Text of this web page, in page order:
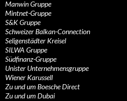
Manwin Gruppe
Mintnet-Gruppe
S&K Gruppe
Schweizer Balkan-Connection
Seligenstädter Kreisel
SILWA Gruppe
Südfinanz-Gruppe
Unister Unternehmensgruppe
Wiener Karussell
Zu und um Boesche Direct
Zu und um Dubai